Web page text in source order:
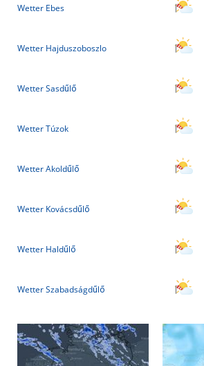
Wetter Ebes
Wetter Hajduszoboszlo
Wetter Sasdűlő
Wetter Túzok
Wetter Akoldűlő
Wetter Kovácsdűlő
Wetter Haldűlő
Wetter Szabadságdűlő